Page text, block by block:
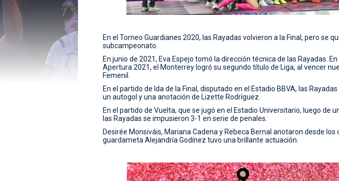
En el Torneo Guardianes 2020, las Rayadas volvieron a la Final, pero se
subcampeonato.
En junio de 2021, Eva Espejo tomó la dirección técnica de las Rayadas.
Apertura 2021, el Monterrey logró su segundo título de Liga, al vencer
Femenil.
En el partido de Ida de la Final, disputado en el Estadio BBVA, las
un autogol y una anotación de Lizette Rodríguez.
En el partido de Vuelta, que se jugó en el Estadio Universitario, luego de
las Rayadas se impusieron 3-1 en serie de penales.
Desirée Monsiváis, Mariana Cadena y Rebeca Bernal anotaron desde los
guardameta Alejandría Godínez tuvo una brillante actuación.